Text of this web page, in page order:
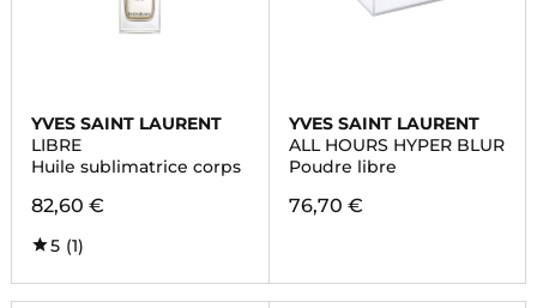
YVES SAINT LAURENT
LIBRE
Huile sublimatrice corps
82,60 €
5 (1)
YVES SAINT LAURENT
ALL HOURS HYPER BLUR
Poudre libre
76,70 €